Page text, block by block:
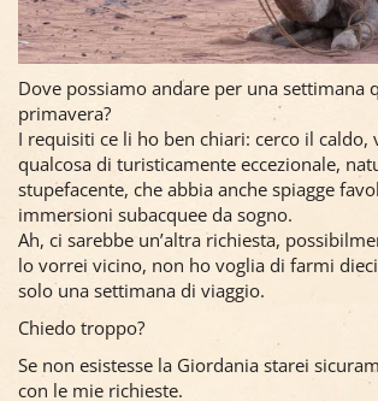
Dove possiamo andare per una settimana
primavera?
I requisiti ce li ho ben chiari: cerco il caldo,
qualcosa di turisticamente eccezionale,
stupefacente, che abbia anche spiagge
immersioni subacquee da sogno.
Ah, ci sarebbe un’altra richiesta,
lo vorrei vicino, non ho voglia di farmi
solo una settimana di viaggio.
Chiedo troppo?
Se non esistesse la Giordania starei
con le mie richieste.